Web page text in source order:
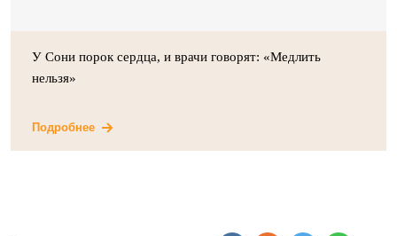
У Сони порок сердца, и врачи говорят: «Медлить
нельзя»
Подробнее